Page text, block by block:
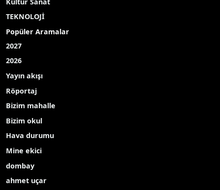
TEKNOLOJİ
Popüler Aramalar
2027
2026
Yayın akışı
Röportaj
Bizim mahalle
Bizim okul
Hava durumu
Mine ekici
dombay
ahmet uçar